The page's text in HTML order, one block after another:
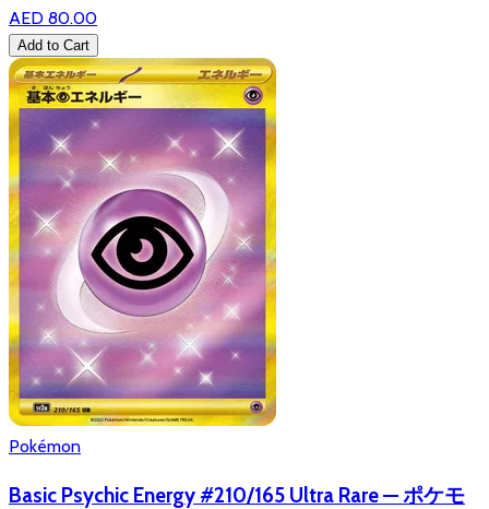
AED 80.00
Add to Cart
Pokémon
Basic Psychic Energy #210/165 Ultra Rare — ポケモ